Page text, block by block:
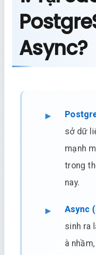
Async?
sở dữ
mạnh
trong
nay.
Async
sinh ra
à